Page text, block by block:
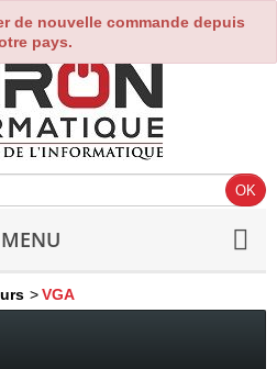
de nouvelle commande depuis
pays.
MENU
>VGA